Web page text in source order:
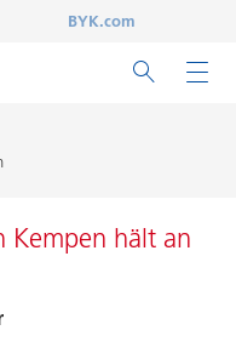
BYK.com
Kempen hält an